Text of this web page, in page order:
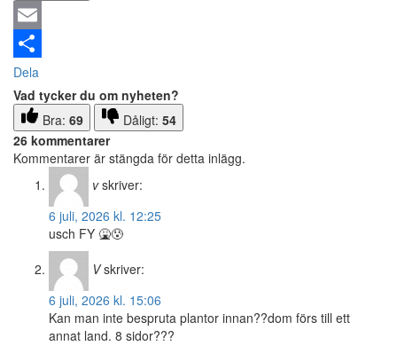
Email
Dela
Vad tycker du om nyheten?
Bra: 69 Dåligt: 54
26 kommentarer
Kommentarer är stängda för detta inlägg.
v skriver:
6 juli, 2026 kl. 12:25
usch FY 🤮😰
V skriver:
6 juli, 2026 kl. 15:06
Kan man inte bespruta plantor innan??dom förs till ett
annat land. 8 sidor???